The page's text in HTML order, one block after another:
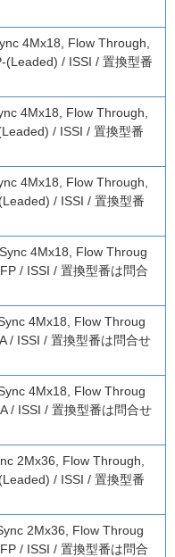
4Mx18, Flow Through,
(Leaded) / ISSI / 置換型番
4Mx18, Flow Through,
/ ISSI / 置換型番
4Mx18, Flow Through,
/ ISSI / 置換型番
4Mx18, Flow Throug
/ ISSI / 置換型番は問合
4Mx18, Flow Throug
/ ISSI / 置換型番は問合せ
4Mx18, Flow Throug
/ ISSI / 置換型番は問合せ
2Mx36, Flow Through,
/ ISSI / 置換型番
2Mx36, Flow Throug
/ ISSI / 置換型番は問合